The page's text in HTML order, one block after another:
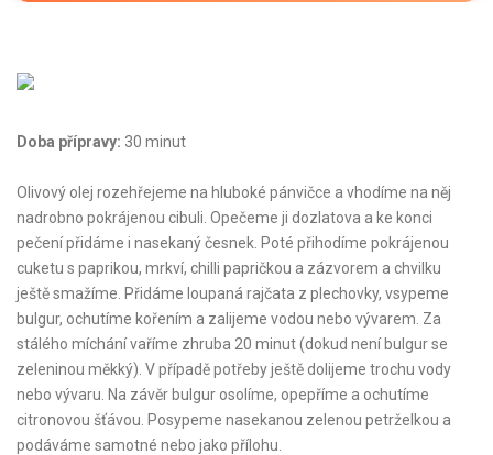
Doba přípravy: 30 minut
Olivový olej rozehřejeme na hluboké pánvičce a vhodíme na něj
nadrobno pokrájenou cibuli. Opečeme ji dozlatova a ke konci
pečení přidáme i nasekaný česnek. Poté přihodíme pokrájenou
cuketu s paprikou, mrkví, chilli papričkou a zázvorem a chvilku
ještě smažíme. Přidáme loupaná rajčata z plechovky, vsypeme
bulgur, ochutíme kořením a zalijeme vodou nebo vývarem. Za
stálého míchání vaříme zhruba 20 minut (dokud není bulgur se
zeleninou měkký). V případě potřeby ještě dolijeme trochu vody
nebo vývaru. Na závěr bulgur osolíme, opepříme a ochutíme
citronovou šťávou. Posypeme nasekanou zelenou petrželkou a
podáváme samotné nebo jako přílohu.